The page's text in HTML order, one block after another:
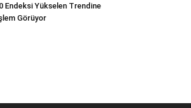
Endeksi Yükselen Trendine
Görüyor